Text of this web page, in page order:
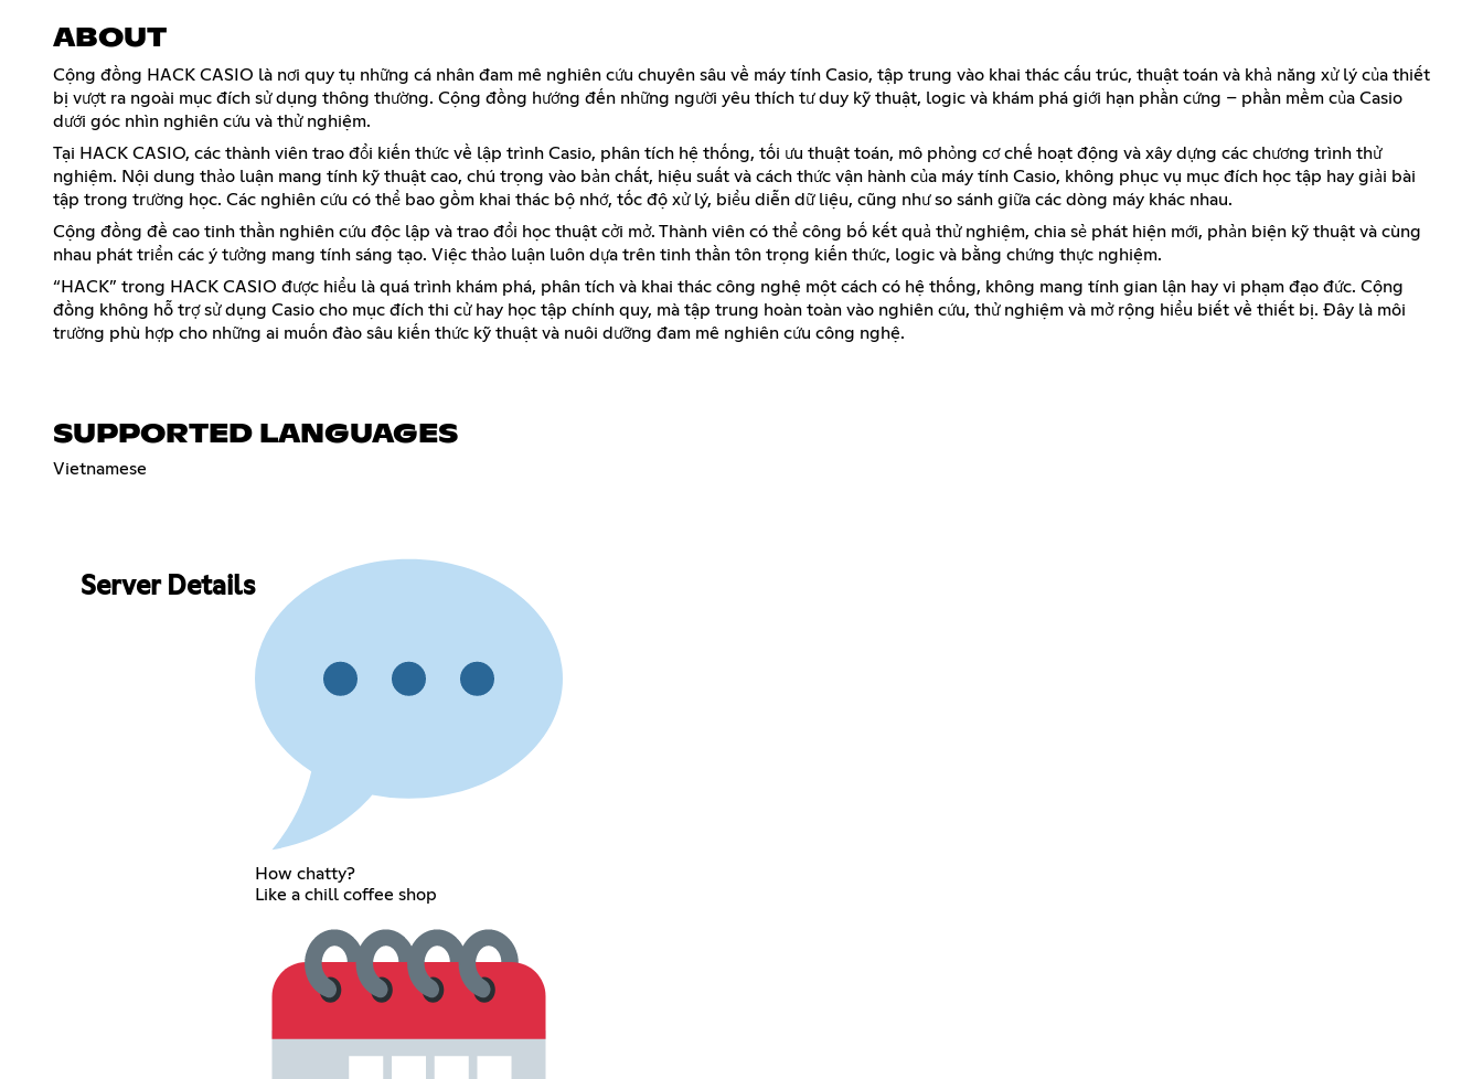
ABOUT
Cộng đồng HACK CASIO là nơi quy tụ những cá nhân đam mê nghiên cứu chuyên sâu về máy tính Casio, tập trung vào khai thác cấu trúc, thuật toán và khả năng xử lý của thiết
bị vượt ra ngoài mục đích sử dụng thông thường. Cộng đồng hướng đến những người yêu thích tư duy kỹ thuật, logic và khám phá giới hạn phần cứng – phần mềm của Casio
dưới góc nhìn nghiên cứu và thử nghiệm.
Tại HACK CASIO, các thành viên trao đổi kiến thức về lập trình Casio, phân tích hệ thống, tối ưu thuật toán, mô phỏng cơ chế hoạt động và xây dựng các chương trình thử
nghiệm. Nội dung thảo luận mang tính kỹ thuật cao, chú trọng vào bản chất, hiệu suất và cách thức vận hành của máy tính Casio, không phục vụ mục đích học tập hay giải bài
tập trong trường học. Các nghiên cứu có thể bao gồm khai thác bộ nhớ, tốc độ xử lý, biểu diễn dữ liệu, cũng như so sánh giữa các dòng máy khác nhau.
Cộng đồng đề cao tinh thần nghiên cứu độc lập và trao đổi học thuật cởi mở. Thành viên có thể công bố kết quả thử nghiệm, chia sẻ phát hiện mới, phản biện kỹ thuật và cùng
nhau phát triển các ý tưởng mang tính sáng tạo. Việc thảo luận luôn dựa trên tinh thần tôn trọng kiến thức, logic và bằng chứng thực nghiệm.
“HACK” trong HACK CASIO được hiểu là quá trình khám phá, phân tích và khai thác công nghệ một cách có hệ thống, không mang tính gian lận hay vi phạm đạo đức. Cộng
đồng không hỗ trợ sử dụng Casio cho mục đích thi cử hay học tập chính quy, mà tập trung hoàn toàn vào nghiên cứu, thử nghiệm và mở rộng hiểu biết về thiết bị. Đây là môi
trường phù hợp cho những ai muốn đào sâu kiến thức kỹ thuật và nuôi dưỡng đam mê nghiên cứu công nghệ.
SUPPORTED LANGUAGES
Vietnamese
Server Details
How chatty?
Like a chill coffee shop